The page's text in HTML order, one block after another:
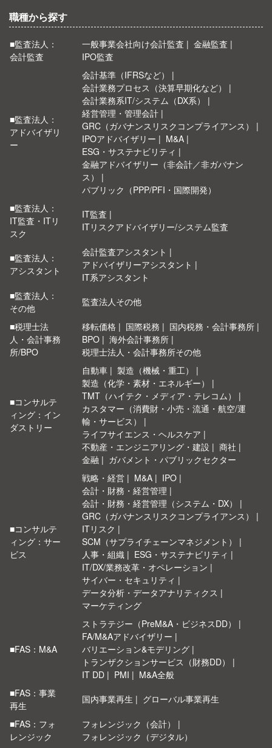
職種から探す
■監査法人：
会計監査
一般事業会社向け会計監査
金融監査
IPO監査
■監査法人：
アドバイザリ
ー
会計基準（IFRSなど）
会計業務プロセス（決算早期化など）
会計業務系IT/システム（DX系）
経営管理・管理会計
GRC（ガバナンスリスクコンプライアンス）
IPOアドバイザリー
M&A
ESG・サステナビリティ
金融アドバイザリー（非会計／非ガバナン
ス）
パブリック（PPP/PFI・国際開発）
■監査法人：
IT監査・ITリ
スク
IT監査
ITリスクアドバイザリー/システム監査
■監査法人：
アシスタント
会計監査アシスタント
アドバイザリーアシスタント
IT系アシスタント
■監査法人：
その他
監査法人その他
■税理士法
人・会計事務
所/BPO
移転価格 国際税務
国内税務・会計事務所
BPO
海外会計事務所
税理士法人・会計事務所その他
■コンサルテ
ィング：イン
ダストリー
自動車
製造（機械・重工）
製造（化学・素材・エネルギー）
TMT（ハイテク・メディア・テレコム）
カスタマー（消費財・小売・流通・航空/運
輸・サービス）
ライフサイエンス・ヘルスケア
不動産・エンジニアリング・建設
商社
金融
ガバメント・パブリックセクター
■コンサルテ
ィング：サー
ビス
戦略・経営 M&A
IPO
会計・財務・経営管理
会計・財務・経営管理（システム・DX）
GRC（ガバナンスリスクコンプライアンス）
ITリスク
SCM（サプライチェーンマネジメント）
人事・組織
ESG・サステナビリティ
IT/DX/業務改革・オペレーション
サイバー・セキュリティ
データ分析・データアナリティクス
マーケティング
■FAS：M&A
ストラテジー（PreM&A・ビジネスDD）
FA/M&Aアドバイザリー
バリエーション&モデリング
トランザクションサービス（財務DD）
IT DD
PMI
M&A全般
■FAS：事業
再生
国内事業再生 グローバル事業再生
■FAS：フォ
レンジック
フォレンジック（会計）
フォレンジック（デジタル）